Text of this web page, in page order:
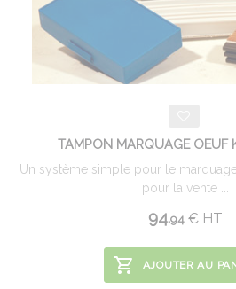
TAMPON MARQUAGE OEUF
Un système simple pour le
pour la vente ...
94.94 € HT
AJOUTER AU